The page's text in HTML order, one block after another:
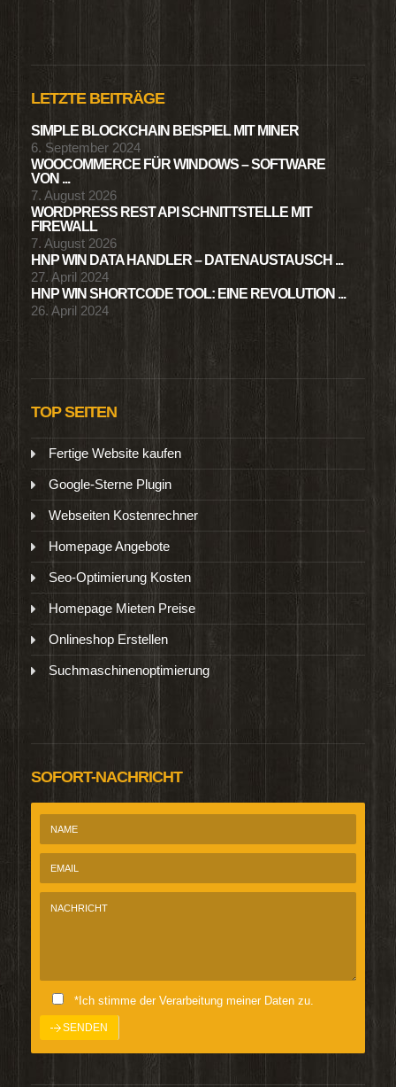
LETZTE BEITRÄGE
SIMPLE BLOCKCHAIN BEISPIEL MIT MINER
6. September 2024
WOOCOMMERCE FÜR WINDOWS – SOFTWARE
VON ...
7. August 2026
WORDPRESS REST API SCHNITTSTELLE MIT
FIREWALL
7. August 2026
HNP WIN DATA HANDLER – DATENAUSTAUSCH ...
27. April 2024
HNP WIN SHORTCODE TOOL: EINE REVOLUTION ...
26. April 2024
TOP SEITEN
Fertige Website kaufen
Google-Sterne Plugin
Webseiten Kostenrechner
Homepage Angebote
Seo-Optimierung Kosten
Homepage Mieten Preise
Onlineshop Erstellen
Suchmaschinenoptimierung
SOFORT-NACHRICHT
*Ich stimme der Verarbeitung meiner Daten zu.